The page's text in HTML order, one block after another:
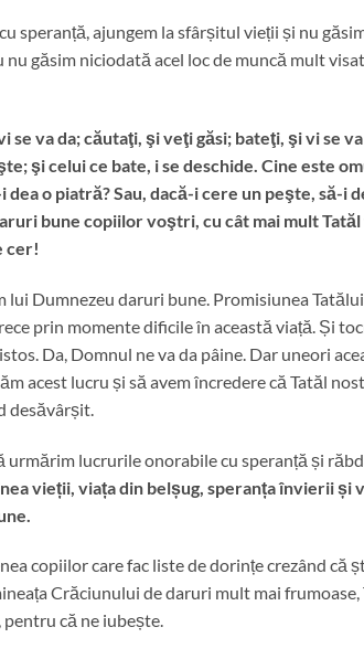
speranță, ajungem la sfârșitul vieții și nu
găsim niciodată acel loc de muncă mult
se va da; căutaţi, şi veţi găsi; bateţi, şi vi se
şi celui ce bate, i se deschide. Cine este
dea o piatră? Sau, dacă-i cere un peşte, să-i
bune copiilor voştri, cu cât mai mult
cer!
lui Dumnezeu daruri bune. Promisiunea
prin momente dificile în această viață. Și
Da, Domnul ne va da pâine. Dar uneori
acest lucru și să avem încredere că Tatăl
desăvârșit.
urmărim lucrurile onorabile cu speranță și
vieții, viața din belșug, speranța învierii și
copiilor care fac liste de dorințe crezând că
Crăciunului de daruri mult mai frumoase,
pentru că ne iubește.